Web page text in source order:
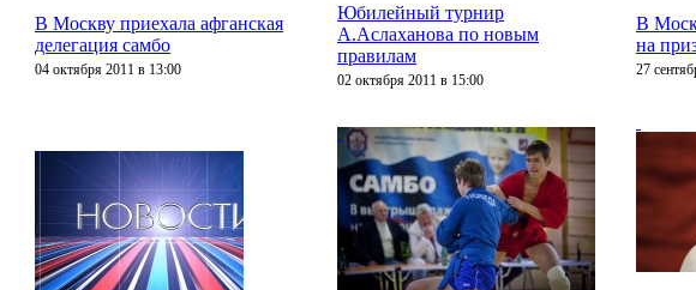
В Москву приехала афганская
делегация самбо
04 октября 2011 в 13:00
Юбилейный турнир
А.Аслаханова по новым
правилам
02 октября 2011 в 15:00
В
на
27